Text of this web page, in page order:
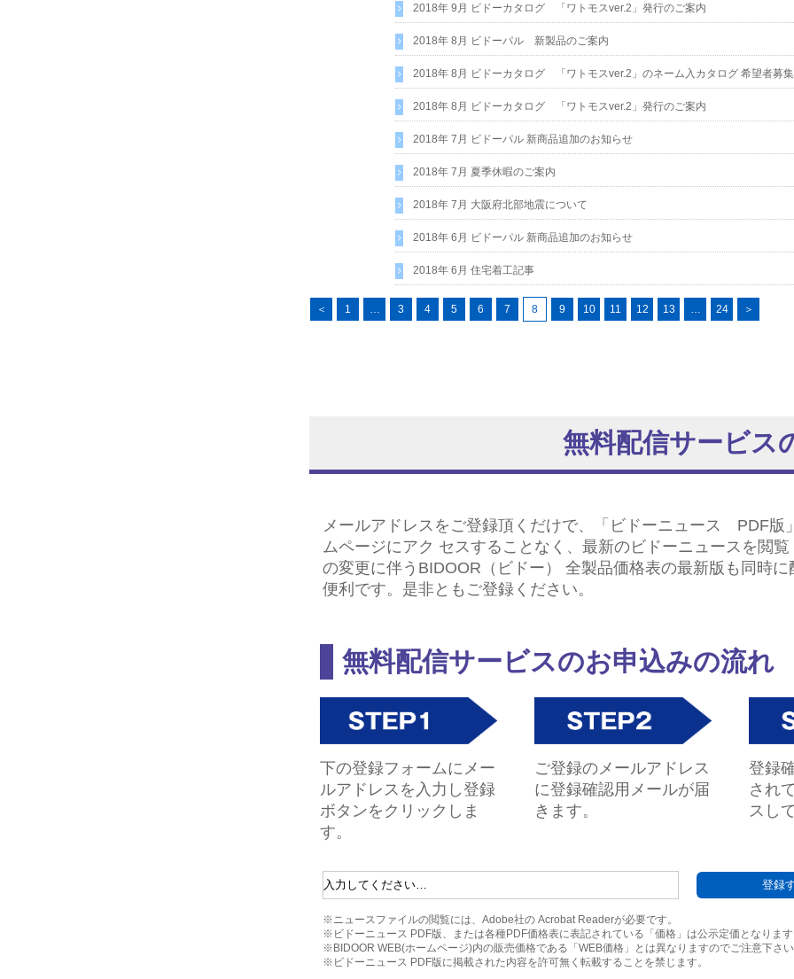
2018年 9月 ビドーカタログ 「ワトモスver.2」発行のご案内
2018年 8月 ビドーパル 新製品のご案内
2018年 8月 ビドーカタログ 「ワトモスver.2」のネーム入カタログ 希望者募
2018年 8月 ビドーカタログ 「ワトモスver.2」発行のご案内
2018年 7月 ビドーパル 新商品追加のお知らせ
2018年 7月 夏季休暇のご案内
2018年 7月 大阪府北部地震について
2018年 6月 ビドーパル 新商品追加のお知らせ
2018年 6月 住宅着工記事
＜ 1 3 4 5 6 7 8 9 10 11 12 13 24 ＞
無料配信サービス
メールアドレスをご登録頂くだけで、「ビドーニュース PDF版
ムページにアク セスすることなく、最新のビドーニュースを閲
の変更に伴うBIDOOR（ビドー） 全製品価格表の最新版も同時
便利です。是非ともご登録ください。
無料配信サービスのお申込みの流れ
下の登録フォームにメー
ルアドレスを入力し登録
ボタンをクリックしま
す。
ご登録のメールアドレス
に登録確認用メールが届
きます。
登録
され
スし
※ニュースファイルの閲覧には、Adobe社のAcrobat Readerが必要です。
※ビドーニュース PDF版、または各種PDF価格表に表記されている「価格」は公示定価となります
※BIDOOR WEB(ホームページ)内の販売価格である「WEB価格」とは異なりますのでご注意下さい
※ビドーニュース PDF版に掲載された内容を許可無く転載することを禁じます。